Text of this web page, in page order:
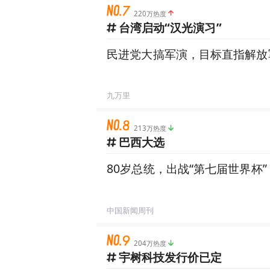
220万热度
台湾启动“汉光演习”
民进党大搞军演，目标直指解
九万里
213万热度
巴西大选
80岁总统，出战“第七届世界杯”
中国新闻周刊
204万热度
宇树科技发行价已定